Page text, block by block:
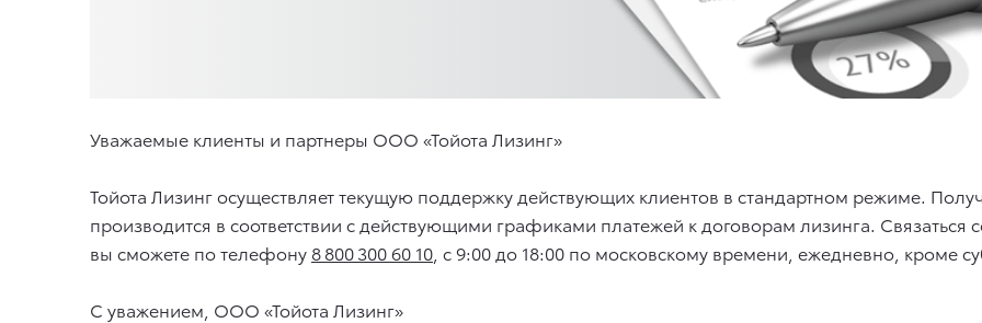
Уважаемые клиенты и партнеры ООО «Тойота Лизинг»
Тойота Лизинг осуществляет текущую поддержку действующих клиентов в стандартном режиме.
производится в соответствии с действующими графиками платежей к договорам лизинга.
вы сможете по телефону 8 800 300 60 10 , с 9:00 до 18:00 по московскому времени, ежедневно, кроме
С уважением, ООО «Тойота Лизинг»